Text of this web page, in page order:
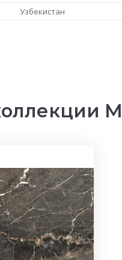
Узбекистан